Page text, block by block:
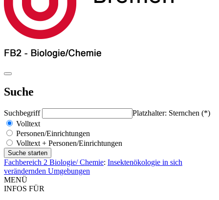
Suche
Suchbegriff
Platzhalter: Sternchen (*)
Volltext
Personen/Einrichtungen
Volltext + Personen/Einrichtungen
Fachbereich 2 Biologie/ Chemie: Insektenökologie in sich
verändernden Umgebungen
MENÜ
INFOS FÜR